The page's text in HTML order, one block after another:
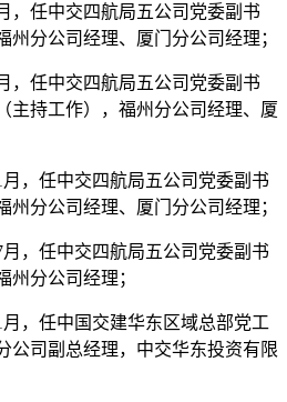
，任中交四航局五公司党委副书
州分公司经理、厦门分公司经理；
，任中交四航局五公司党委副书
主持工作），福州分公司经理、厦
月，任中交四航局五公司党委副书
州分公司经理、厦门分公司经理；
月，任中交四航局五公司党委副书
州分公司经理；
月，任中国交建华东区域总部党工
公司副总经理，中交华东投资有限